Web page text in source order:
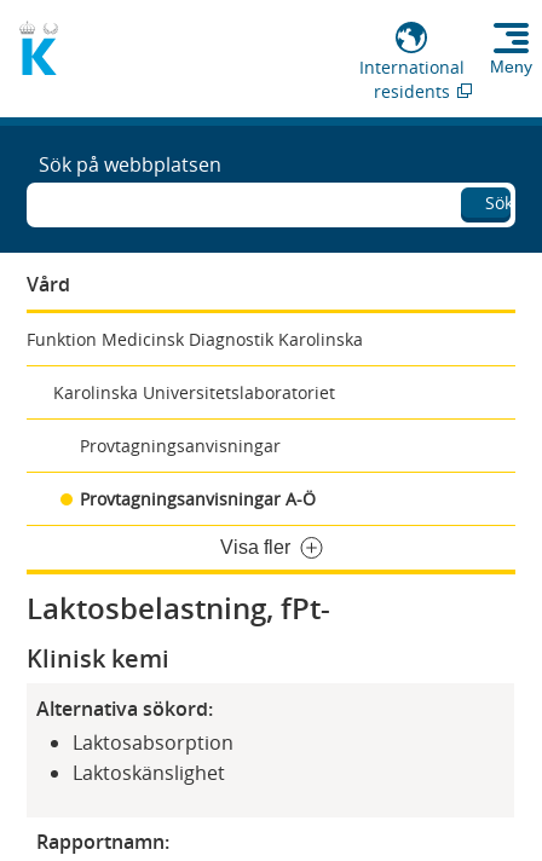
International
residents
Meny
Sök på webbplatsen
Sök
Vård
Funktion Medicinsk Diagnostik Karolinska
Karolinska Universitetslaboratoriet
Provtagningsanvisningar
Provtagningsanvisningar A-Ö
Visa fler
Laktosbelastning, fPt-
Klinisk kemi
Alternativa sökord:
Laktosabsorption
Laktoskänslighet
Rapportnamn: